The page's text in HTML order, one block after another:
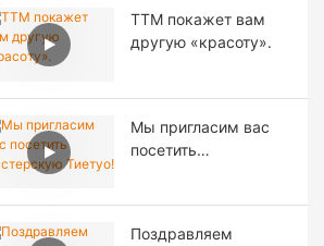
выставке CTT EXPO
цене -
асфальтобетонный
TTM покажет вам
другую «красоту».
Мы пригласим вас
посетить
Поздравляем